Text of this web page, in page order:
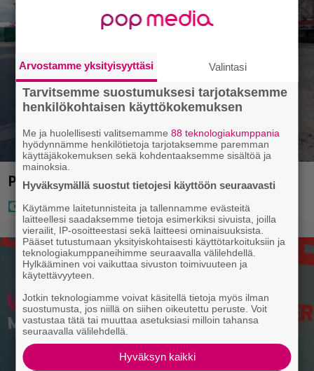
Poliisilla surullinen ilta Kuopiossa eilen
Arvostamme yksityisyyttäsi Valintasi
Tarvitsemme suostumuksesi tarjotaksemme
henkilökohtaisen käyttökokemuksen
Me ja huolellisesti valitsemamme88 teknologiakumppania
hyödynnämme henkilötietoja tarjotaksemme paremman
käyttäjäkokemuksen sekä kohdentaaksemme sisältöä ja
mainoksia.
Hyväksymällä suostut tietojesi käyttöön seuraavasti
Käytämme laitetunnisteita ja tallennamme evästeitä
laitteellesi saadaksemme tietoja esimerkiksi sivuista, joilla
vierailit, IP-osoitteestasi sekä laitteesi ominaisuuksista.
Pääset tutustumaan yksityiskohtaisesti käyttötarkoituksiin ja
teknologiakumppaneihimme seuraavalla välilehdellä.
Hylkääminen voi vaikuttaa sivuston toimivuuteen ja
käytettävyyteen.
Jotkin teknologiamme voivat käsitellä tietoja myös ilman
suostumusta, jos niillä on siihen oikeutettu peruste. Voit
vastustaa tätä tai muuttaa asetuksiasi milloin tahansa
seuraavalla välilehdellä.
Hyväksyn kaikki